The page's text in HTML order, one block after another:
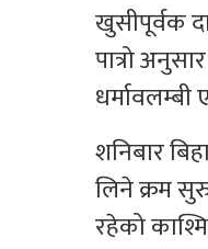
खुसीपूर्वक
पात्रो
शनिबार
लिने क्रम
रहेको